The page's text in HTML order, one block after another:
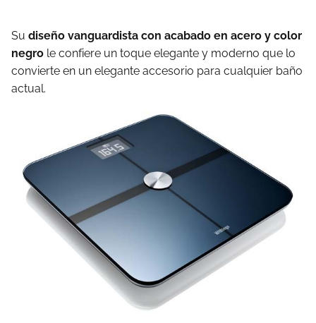
Su diseño vanguardista con acabado en acero y color
negro le confiere un toque elegante y moderno que lo
convierte en un elegante accesorio para cualquier baño
actual.